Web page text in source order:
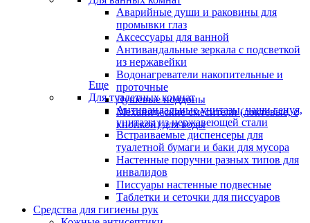
Аварийные души и раковины для
промывки глаз
Аксессуары для ванной
Антивандальные зеркала с подсветкой
из нержавейки
Водонагреватели накопительные и
проточные
Душевые поддоны
Механические смесители (локтевые, с
кнопкой) для воды
Еще
Для туалетных комнат
Антивандальные унитазы, чаши генуя,
унитазы из нержавеющей стали
Встраиваемые диспенсеры для
туалетной бумаги и баки для мусора
Настенные поручни разных типов для
инвалидов
Писсуары настенные подвесные
Таблетки и сеточки для писсуаров
Средства для гигиены рук